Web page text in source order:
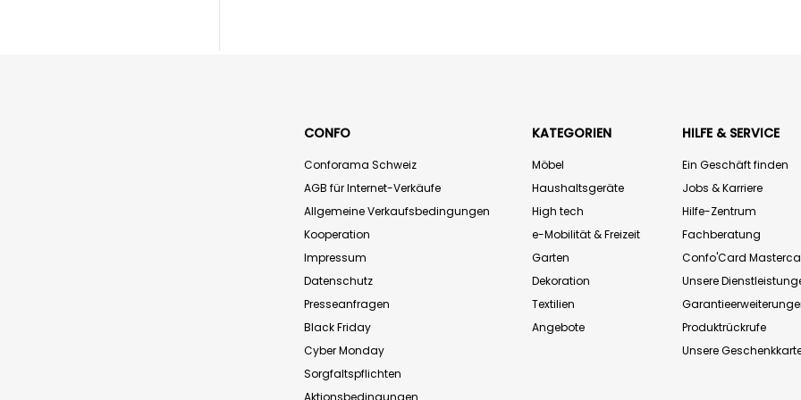
CONFO
Conforama Schweiz
AGB für Internet-Verkäufe
Allgemeine Verkaufsbedingungen
Kooperation
Impressum
Datenschutz
Presseanfragen
Black Friday
Cyber Monday
Sorgfaltspflichten
KATEGORIEN
Möbel
Haushaltsgeräte
High tech
e-Mobilität & Freizeit
Garten
Dekoration
Textilien
Angebote
HILFE & SERVICE
Ein Geschäft finden
Jobs & Karriere
Hilfe-Zentrum
Fachberatung
Confo'Card
Unsere
Produktrückrufe
Unsere